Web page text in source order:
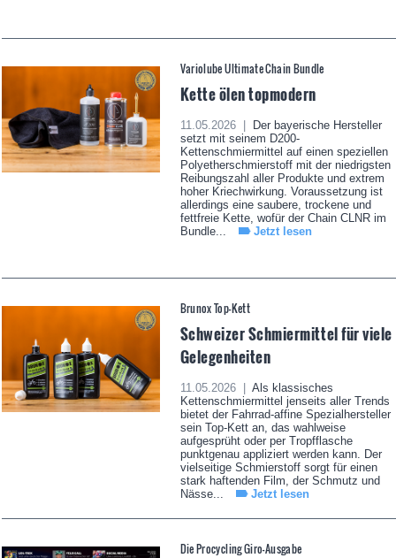
Variolube Ultimate Chain Bundle
Kette ölen topmodern
11.05.2026 |
Der bayerische Hersteller
setzt mit seinem D200-
Kettenschmiermittel auf einen speziellen
Polyetherschmierstoff mit der niedrigsten
Reibungszahl aller Produkte und extrem
hoher Kriechwirkung. Voraussetzung ist
allerdings eine saubere, trockene und
fettfreie Kette, wofür der Chain CLNR im
Bundle...
Jetzt lesen
Brunox Top-Kett
Schweizer Schmiermittel für viele
Gelegenheiten
11.05.2026 |
Als klassisches
Kettenschmiermittel jenseits aller Trends
bietet der Fahrrad-affine Spezialhersteller
sein Top-Kett an, das wahlweise
aufgesprüht oder per Tropfflasche
punktgenau appliziert werden kann. Der
vielseitige Schmierstoff sorgt für einen
stark haftenden Film, der Schmutz und
Nässe...
Jetzt lesen
Die Procycling Giro-Ausgabe